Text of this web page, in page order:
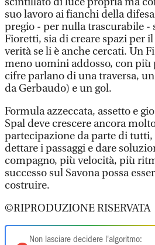
suo lavoro ai fianchi della
pregio - per nulla trascurabile -
Fioretti, sia di creare spazi per
verità se li è anche cercati. Un
meno uomini addosso, con più
cifre parlano di una traversa,
da Gerbaudo) e un gol.
Formula azzeccata, assetto e
Spal deve crescere ancora
partecipazione da parte di
dettare i passaggi e dare
compagno, più velocità, più
successo sul Savona possa
costruire.
©RIPRODUZIONE RISERVATA
Non lasciare decidere l'algoritmo: